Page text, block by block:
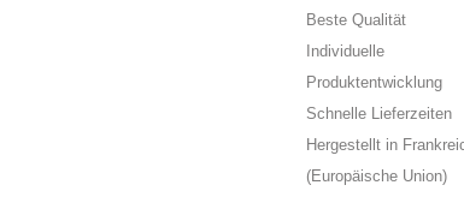
Beste Qualität
Individuelle
Produktentwicklung
Schnelle Lieferzeiten
Hergestellt in
(Europäische Union)